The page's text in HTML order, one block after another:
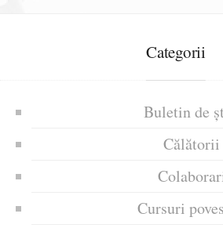
Categorii
Buletin de
Călătorii
Cursuri